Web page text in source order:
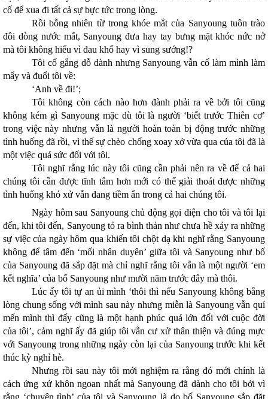
cố để xua đi tất cả sự bực tức trong lòng.
Rồi bỗng nhiên từ trong khóe mắt của Sanyoung tuôn trào
đôi dòng nước mắt, Sanyoung đưa hay tay bưng mặt khóc nức nở
mà tôi không hiểu vì đau khổ hay vì sung sướng!?
Tôi cố gắng dỗ dành nhưng Sanyoung vẫn cố làm mình làm
mẩy và đuổi tôi về:
‘Anh về đi!’;
Tôi không còn cách nào hơn đành phải ra về bởi tôi cũng
không kém gì Sanyoung mặc dù tôi là người ‘biết trước Thiên cơ’
trong việc này nhưng vẫn là người hoàn toàn bị động trước những
tình huống đã rồi, vì thế sự chèo chống xoay xở vừa qua của tôi đã là
một việc quá sức đối với tôi.
Tôi nghĩ rằng lúc này tôi cũng cần phải nên ra về để cả hai
chúng tôi cần được tĩnh tâm hơn mới có thể giải thoát được những
tình huống khó xử vẫn đang tiềm ẩn trong cả hai chúng tôi.
Ngày hôm sau Sanyoung chủ động gọi điện cho tôi và tôi lại
đến, khi tôi đến, Sanyoung tỏ ra bình thản như chưa hề xảy ra những
sự việc của ngày hôm qua khiến tôi chột dạ khi nghĩ rằng Sanyoung
không để tâm đến ‘mối nhân duyên’ giữa tôi và Sanyoung như bố
của Sanyoung đã sắp đặt mà chỉ nghĩ rằng tôi vẫn là một người ‘em
kết nghĩa’ của bố Sanyoung như mười năm trước đây mà thôi.
Lúc ấy tôi tự an ủi mình ‘thôi thì nếu Sanyoung không bằng
lòng chung sống với mình sau này nhưng miễn là Sanyoung vẫn quí
mến mình thì đấy cũng là một hạnh phúc quá lớn đối với cuộc đời
của tôi’, cảm nghĩ ấy đã giúp tôi vẫn cư xử thân thiện và đúng mực
với Sanyoung trong những ngày còn lại của Sanyoung trước khi kết
thúc kỳ nghỉ hè.
Nhưng rồi sau này tôi mới nghiệm ra rằng đó mới chính là
cách ứng xử khôn ngoan nhất mà Sanyoung đã dành cho tôi bởi vì
rằng ‘chuyện tình’ của tôi và Sanyoung là do bố Sanyoung sắp đặt